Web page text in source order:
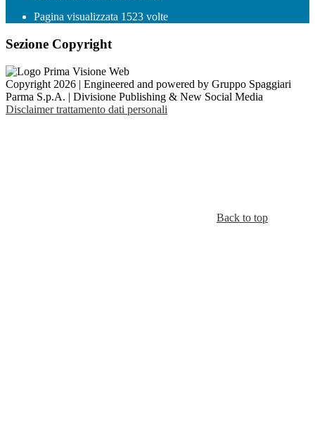
Pagina visualizzata 1523 volte
Sezione Copyright
Copyright 2026 | Engineered and powered by Gruppo Spaggiari
Parma S.p.A. | Divisione Publishing & New Social Media
Disclaimer trattamento dati personali
Back to top